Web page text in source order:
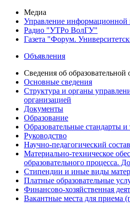
Медиа
Управление информационной
Радио "УТРо ВолГУ"
Газета "Форум.
Объявления
Сведения об образовательной
Основные сведения
Структура и органы
организацией
Документы
Образование
Образовательные стандарты и
Руководство
Научно-педагогический состав
Материально-техническое
образовательного процесса.
Стипендии и иные виды
Платные образовательные
Финансово-хозяйственная
Вакантные места для приема